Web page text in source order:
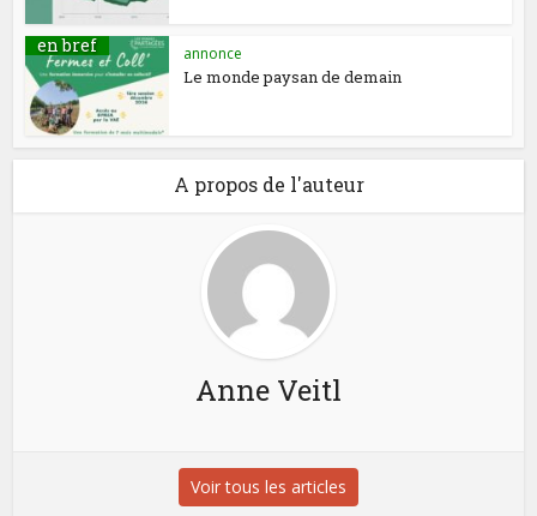
en bref annonce
Le monde paysan de demain
A propos de l'auteur
Anne Veitl
Voir tous les articles